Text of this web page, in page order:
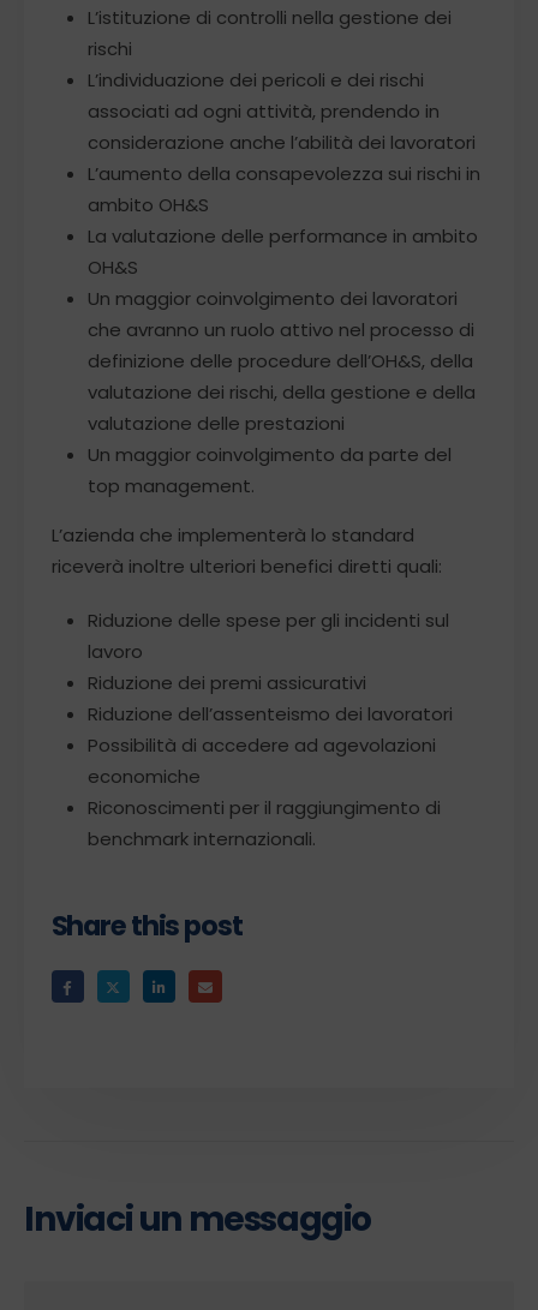
L’istituzione di controlli nella gestione dei
rischi
L’individuazione dei pericoli e dei rischi
associati ad ogni attività, prendendo in
considerazione anche l’abilità dei lavoratori
L’aumento della consapevolezza sui rischi in
ambito OH&S
La valutazione delle performance in ambito
OH&S
Un maggior coinvolgimento dei lavoratori
che avranno un ruolo attivo nel processo di
definizione delle procedure dell’OH&S, della
valutazione dei rischi, della gestione e della
valutazione delle prestazioni
Un maggior coinvolgimento da parte del
top management.
L’azienda che implementerà lo standard
riceverà inoltre ulteriori benefici diretti quali:
Riduzione delle spese per gli incidenti sul
lavoro
Riduzione dei premi assicurativi
Riduzione dell’assenteismo dei lavoratori
Possibilità di accedere ad agevolazioni
economiche
Riconoscimenti per il raggiungimento di
benchmark internazionali.
Share this post
Inviaci un messaggio